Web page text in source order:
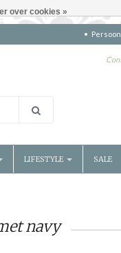
LIFESTYLE SALE
navy
over cookies »